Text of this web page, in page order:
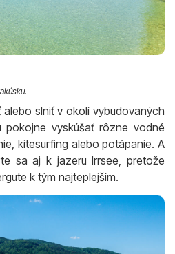
slniť v okolí vybudovaných
vyskúšať rôzne vodné
kitesurfing alebo potápanie. A
sa aj k jazeru Irrsee, pretože
k tým najteplejším.